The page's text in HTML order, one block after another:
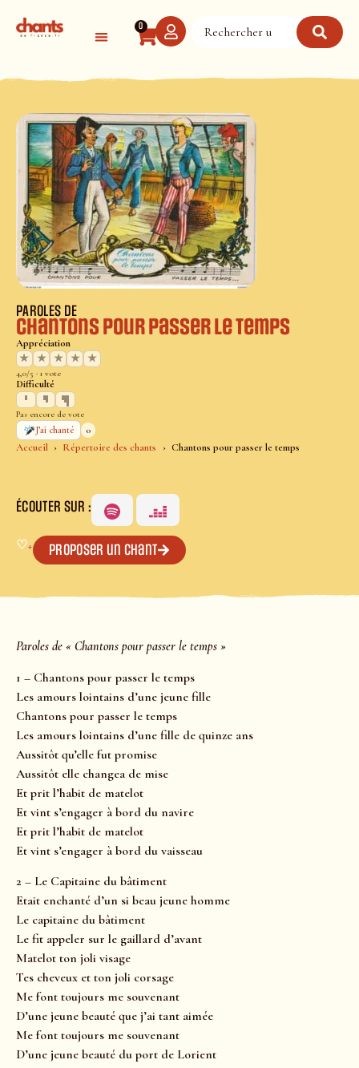
0
Accueil Répertoire des chants Chantons pour passer le temps
PAROLES DE
Chantons pour passer le temps
Appréciation
★
★ ★ ★ ★
4,0/5 · 1 vote
Difficulté
Pas encore de vote
J’ai chanté
0
ÉCOUTER SUR :
♡+ Proposer un chant
Paroles de « Chantons pour passer le temps »
1 – Chantons pour passer le temps
Les amours lointains d’une jeune fille
Chantons pour passer le temps
Les amours lointains d’une fille de quinze ans
Aussitôt qu’elle fut promise
Aussitôt elle changea de mise
Et prit l’habit de matelot
Et vint s’engager à bord du navire
Et prit l’habit de matelot
Et vint s’engager à bord du vaisseau
2 – Le Capitaine du bâtiment
Etait enchanté d’un si beau jeune homme
Le capitaine du bâtiment
Le fit appeler sur le gaillard d’avant
Matelot ton joli visage
Tes cheveux et ton joli corsage
Me font toujours me souvenant
D’une jeune beauté que j’ai tant aimée
Me font toujours me souvenant
D’une jeune beauté du port de Lorient